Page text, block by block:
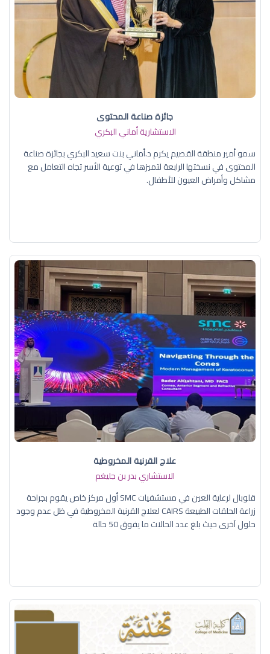
جائزة صناعة المحتوى
الاستشارية أماني البكري
سمو أمير منطقة القصيم يكرم د.أماني بنت سعيد البكري بجائزة صناعة
المحتوى في نسختها الرابعة لتميزها في توعية الأسر تجاه التعامل مع
مشاكل وأمراض العيون للأطفال.
علاج القرنية المخروطية
الاستشاري بدر بن جليغم
قلوبال لرعاية العين في مستشفيات SMC أول مركز خاص يقوم بجراحة
زراعة الحلقات الطبيعة CAIRS لعلاج القرنية المخروطية في ظل عدم وجود
حلول آخرى حيث بلغ عدد الحالات ما يفوق 50 حالة